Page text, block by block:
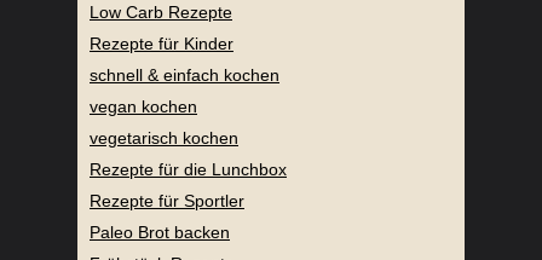
Low Carb Rezepte
Rezepte für Kinder
schnell & einfach kochen
vegan kochen
vegetarisch kochen
Rezepte für die Lunchbox
Rezepte für Sportler
Paleo Brot backen